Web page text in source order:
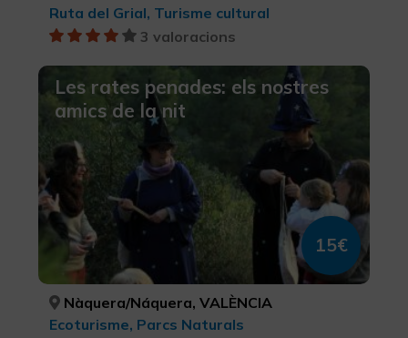
Ruta del Grial, Turisme cultural
3 valoracions
Les rates penades: els nostres
amics de la nit
15€
Nàquera/Náquera, VALÈNCIA
Ecoturisme, Parcs Naturals